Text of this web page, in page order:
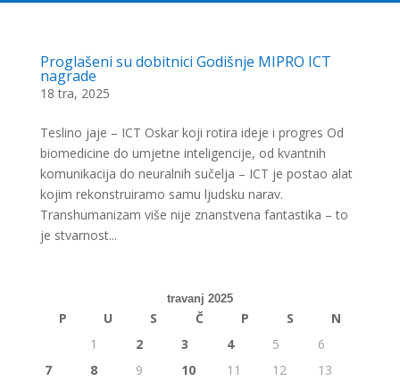
Proglašeni su dobitnici Godišnje MIPRO ICT
nagrade
18 tra, 2025
Teslino jaje – ICT Oskar koji rotira ideje i progres Od
biomedicine do umjetne inteligencije, od kvantnih
komunikacija do neuralnih sučelja – ICT je postao alat
kojim rekonstruiramo samu ljudsku narav.
Transhumanizam više nije znanstvena fantastika – to
je stvarnost...
travanj 2025
P U S Č P S
N
1
2 3 4 5
6
7
8 9 10 11 12
13